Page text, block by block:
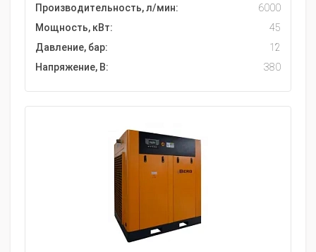
Производительность, л/мин:
6000
Мощность, кВт:
45
Давление, бар:
12
Напряжение, В:
380